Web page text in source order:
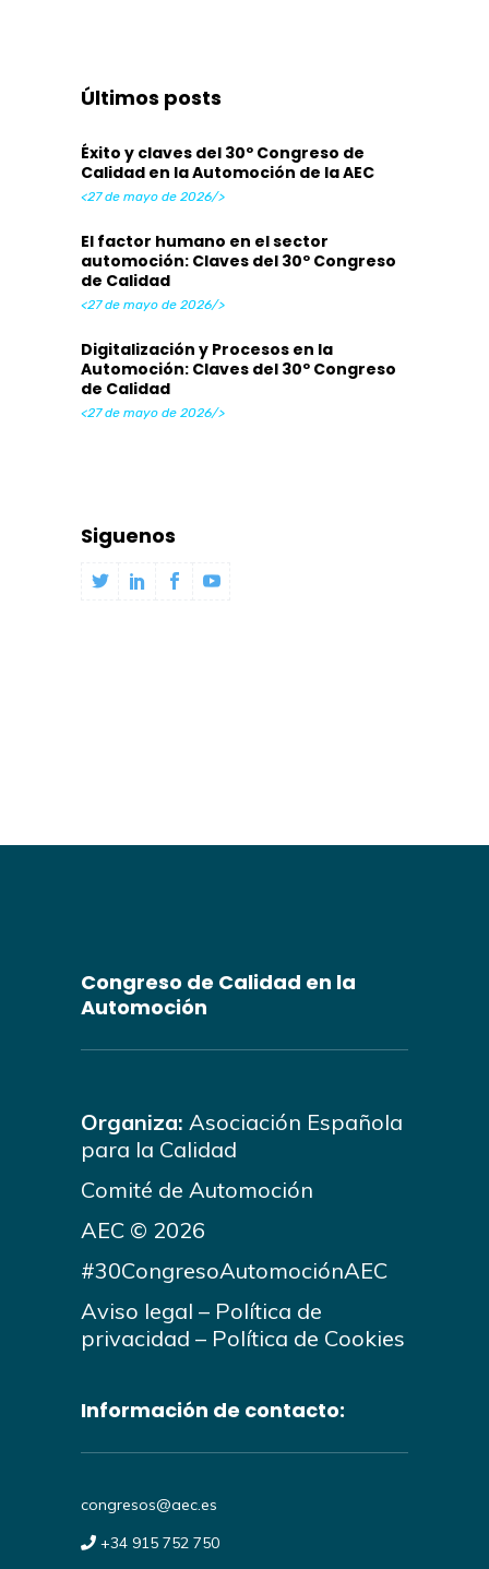
Últimos posts
Éxito y claves del 30º Congreso de
Calidad en la Automoción de la AEC
<27 de mayo de 2026/>
El factor humano en el sector
automoción: Claves del 30º Congreso
de Calidad
<27 de mayo de 2026/>
Digitalización y Procesos en la
Automoción: Claves del 30º Congreso
de Calidad
<27 de mayo de 2026/>
Siguenos
Congreso de Calidad en la
Automoción
Organiza: Asociación Española
para la Calidad
Comité de Automoción
AEC © 2026
#30CongresoAutomociónAEC
Aviso legal – Política de
privacidad – Política de Cookies
Información de contacto:
congresos@aec.es
+34 915 752 750